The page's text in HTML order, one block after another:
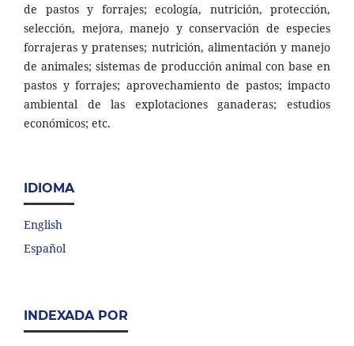
de pastos y forrajes; ecología, nutrición, protección,
selección, mejora, manejo y conservación de especies
forrajeras y pratenses; nutrición, alimentación y manejo
de animales; sistemas de producción animal con base en
pastos y forrajes; aprovechamiento de pastos; impacto
ambiental de las explotaciones ganaderas; estudios
económicos; etc.
IDIOMA
English
Español
INDEXADA POR